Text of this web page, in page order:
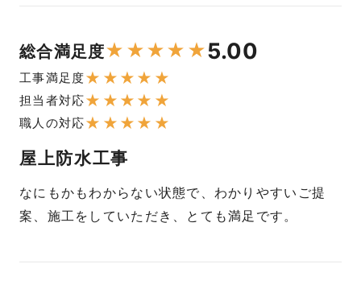
総合満足度★ ★★★ ★5.00
工事満足度★ ★ ★ ★ ★
担当者対応★ ★ ★ ★ ★
職人の対応★ ★ ★ ★ ★
屋上防水工事
なにもかもわからない状態で、わかりやすいご提
案、施工をしていただき、とても満足です。